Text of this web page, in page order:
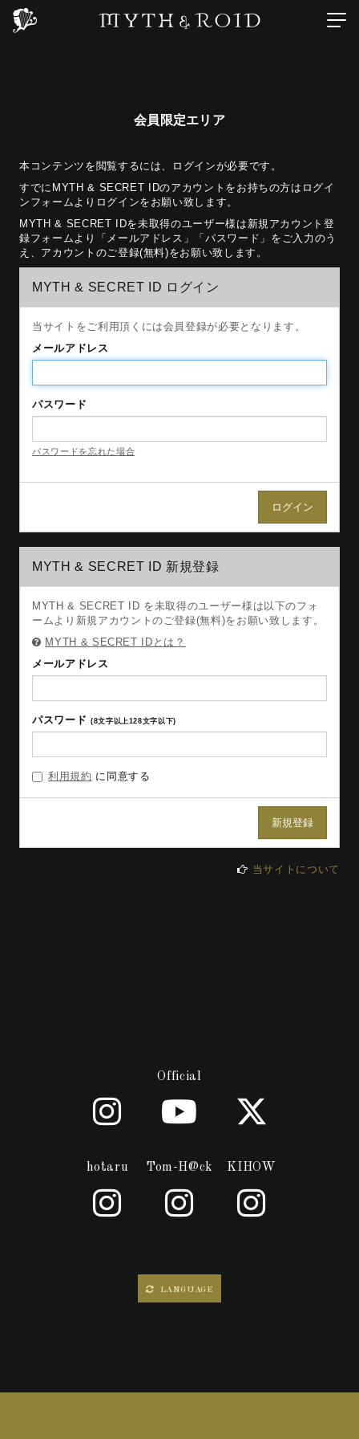
会員限定エリア
本コンテンツを閲覧するには、ログインが必要です。
すでにMYTH & SECRET IDのアカウントをお持ちの方はログイ
ンフォームよりログインをお願い致します。
MYTH & SECRET IDを未取得のユーザー様は新規アカウント登
録フォームより「メールアドレス」「パスワード」をご入力のう
え、アカウントのご登録(無料)をお願い致します。
MYTH & SECRET ID ログイン
当サイトをご利用頂くには会員登録が必要となります。
メールアドレス
パスワード
パスワードを忘れた場合
MYTH & SECRET ID 新規登録
MYTH & SECRET ID を未取得のユーザー様は以下のフォ
ームより新規アカウントのご登録(無料)をお願い致します。
MYTH & SECRET IDとは？
メールアドレス
パスワード (8文字以上128文字以下)
利用規約 に同意する
当サイトについて
Official
hotaru Tom-H@ck KIHOW
LANGUAGE